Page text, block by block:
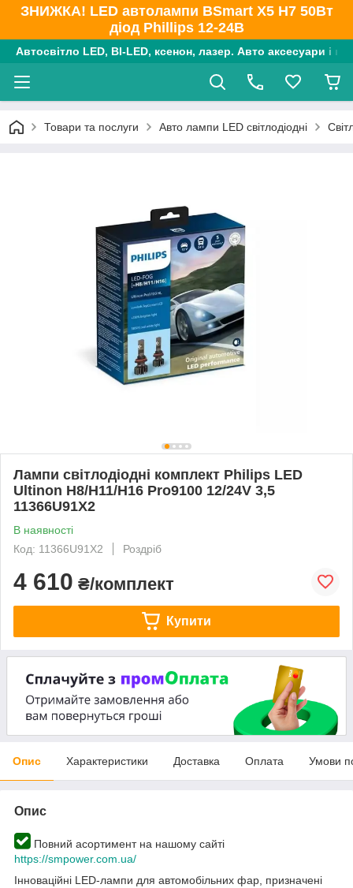
ЗНИЖКА! LED автолампи BSmart X5 H7 50Вт
діод Phillips 12-24В
Автосвітло LED, BI-LED, ксенон, лазер. Авто аксесуари і
Товари та послуги Авто лампи LED світлодіодні
Лампи світлодіодні комплект Philips LED
Ultinon H8/H11/H16 Pro9100 12/24V 3,5
11366U91X2
В наявності
Код: 11366U91X2
Роздріб
4 610 ₴/комплект
Купити
Опис Характеристики Доставка Оплата Умови
Опис
Повний асортимент на нашому сайті
https://smpower.com.ua/
Інноваційні LED-лампи для автомобільних фар, призначені